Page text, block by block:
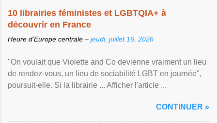
10 librairies féministes et LGBTQIA+ à
découvrir en France
Heure d’Europe centrale – jeudi, juillet 16, 2026
"On voulait que Violette and Co devienne vraiment un lieu
de rendez-vous, un lieu de sociabilité LGBT en journée",
poursuit-elle. Si la librairie ... Afficher l'article ...
CONTINUER »